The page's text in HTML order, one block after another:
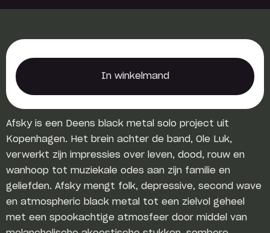
Reserveer een locker
In winkelmand
In winkelmand
Afsky is een Deens black metal solo project uit
Kopenhagen. Het brein achter de band, Ole Luk,
verwerkt zijn impressies over leven, dood, rouw en
wanhoop tot muziekale odes aan zijn familie en
geliefden. Afsky mengt folk, depressive, second wave
en atmospheric black metal tot een zielvol geheel
met een spookachtige atmosfeer door middel van